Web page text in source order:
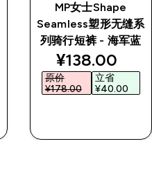
MP女士Shape
Seamless塑形无缝系
列骑行短裤 - 海军蓝
discounted
¥138.00‎
原价
¥178.00‎
立省
¥40.00‎